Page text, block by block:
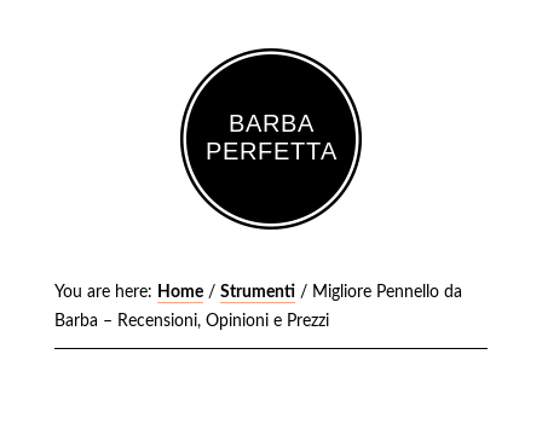
BARBA
PERFETTA
You are here: Home / Strumenti / Migliore Pennello da
Barba – Recensioni, Opinioni e Prezzi